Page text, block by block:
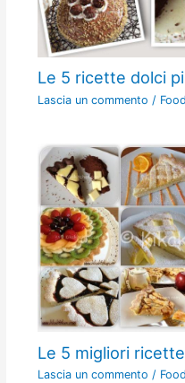
Le 5 ricette dolci
Lascia un commento /
Le 5 migliori
Lascia un commento /